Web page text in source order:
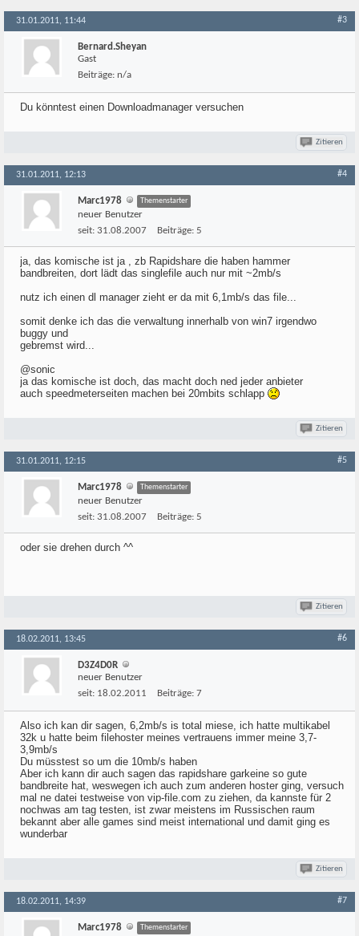
31.01.2011, 11:44 #3
Bernard.Sheyan
Gast
Beiträge: n/a
Du könntest einen Downloadmanager versuchen
Zitieren
31.01.2011, 12:13 #4
Marc1978 Themenstarter
neuer Benutzer
seit: 31.08.2007 Beiträge: 5
ja, das komische ist ja , zb Rapidshare die haben hammer
bandbreiten, dort lädt das singlefile auch nur mit ~2mb/s
nutz ich einen dl manager zieht er da mit 6,1mb/s das file...
somit denke ich das die verwaltung innerhalb von win7 irgendwo
buggy und
gebremst wird...
@sonic
ja das komische ist doch, das macht doch ned jeder anbieter
auch speedmeterseiten machen bei 20mbits schlapp
Zitieren
31.01.2011, 12:15 #5
Marc1978 Themenstarter
neuer Benutzer
seit: 31.08.2007 Beiträge: 5
oder sie drehen durch ^^
Zitieren
18.02.2011, 13:45 #6
D3Z4D0R
neuer Benutzer
seit: 18.02.2011 Beiträge: 7
Also ich kan dir sagen, 6,2mb/s is total miese, ich hatte multikabel
32k u hatte beim filehoster meines vertrauens immer meine 3,7-
3,9mb/s
Du müsstest so um die 10mb/s haben
Aber ich kann dir auch sagen das rapidshare garkeine so gute
bandbreite hat, weswegen ich auch zum anderen hoster ging, versuch
mal ne datei testweise von vip-file.com zu ziehen, da kannste für 2
nochwas am tag testen, ist zwar meistens im Russischen raum
bekannt aber alle games sind meist international und damit ging es
wunderbar
Zitieren
18.02.2011, 14:39 #7
Marc1978 Themenstarter